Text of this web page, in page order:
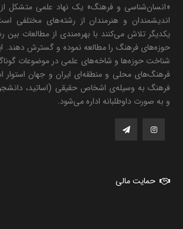
«انسان‌شناسی و فرهنگ» یک نهاد علمی متشکل از
اندیشمندان و هنرمندان از رشته‌های مختلفی
یکدیگر تلاش می‌کنند با بهره‌مندی از مطالعات بین
حوزه‌های فرهنگ را مطالعه نموده و گسترش دهند. این
شناخت حوزه‌ها و شاخه‌های علمی در موضوعات
فرهنگ‌های محلی و منطقه‌ای ایران و جهان استوار
فرهنگ به وسیله‌ی اشخاص حقیقی (اساتید،
و به صورت داوطلبانه اداره می‌شود.
حمایت مالی